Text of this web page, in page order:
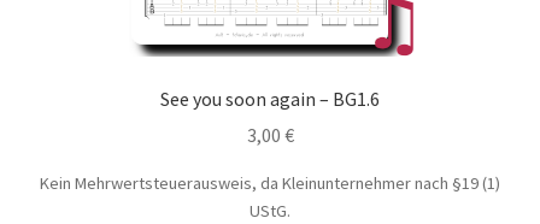
See you soon again – BG1.6
3,00 €
Kein Mehrwertsteuerausweis, da Kleinunternehmer nach §19 (1)
UStG.